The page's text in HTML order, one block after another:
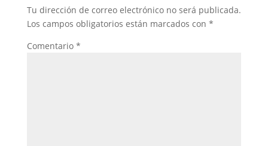
Tu dirección de correo electrónico no será publicada.
Los campos obligatorios están marcados con *
Comentario *